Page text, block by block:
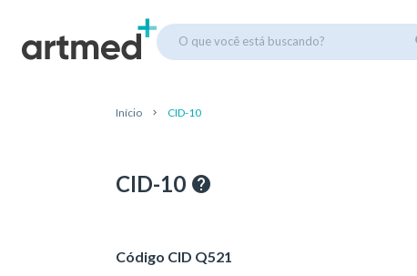
O que você está buscando?
Início CID-10
CID-10
Código CID Q521